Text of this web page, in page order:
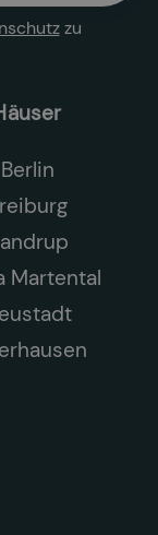
zu
Berlin
Martental